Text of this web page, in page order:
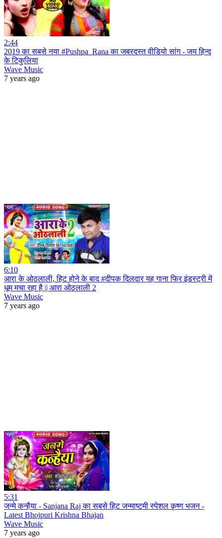
2:44
2019 का सबसे नया #Pushpa_Rana का जबरदस्त वीडियो सांग - जय हिन्द
के टिकुलिया
Wave Music
7 years ago
6:10
आरा के ओठलाली, हिट होने के बाद #दीपक दिलदार यह गाना फिर इंडस्ट्री में
धूम मचा रहा है || आरा ओठलाली 2
Wave Music
7 years ago
5:31
जन्मे कन्हैया - Sanjana Raj का सबसे हिट जन्माष्टमी स्पेशल कृष्ण भजन -
Latest Bhojpuri Krishna Bhajan
Wave Music
7 years ago